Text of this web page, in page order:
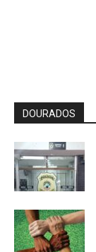
DOURADOS